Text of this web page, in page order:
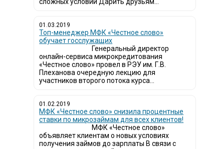
01.03.2019
Топ-менеджер МФК «Честное слово»
обучает госслужащих
Генеральный директор
онлайн-сервиса микрокредитования
«Честное слово» провел в РЭУ им. Г.В.
Плеханова очередную лекцию для
участников второго потока курса...
01.02.2019
МФК «Честное слово» снизила процентные
ставки по микрозаймам для всех клиентов!
МФК «Честное слово»
объявляет клиентам о новых условиях
получения займов до зарплаты В связи с